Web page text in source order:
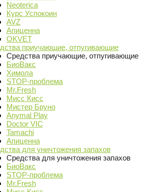
Neoterica
Курс Успокоин
AVZ
Апиценна
OKVET
приучающие, отпугивающие
Средства приучающие, отпугивающие
БиоВакс
Химола
STOP-проблема
Mr.Fresh
Мисс Кисс
Мистер Бруно
Anymal Play
Doctor VIC
Tamachi
Апиценна
для уничтожения запахов
Средства для уничтожения запахов
БиоВакс
STOP-проблема
Mr.Fresh